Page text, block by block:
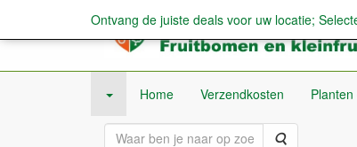
Home Verzendkosten
Zoeken
Ontvang de juiste deals voor uw locatie;